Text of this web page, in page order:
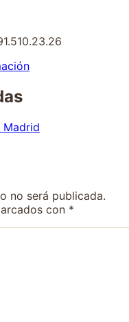
Madrid
no será publicada.
con *